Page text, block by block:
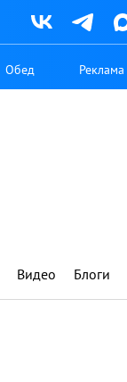
Обед Реклама
Видео Блоги